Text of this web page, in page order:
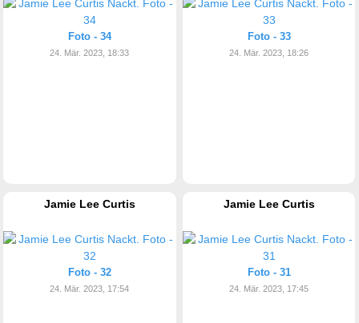
Foto - 34
24. Mär. 2023, 18:33
Foto - 33
24. Mär. 2023, 18:26
Jamie Lee Curtis
Foto - 32
24. Mär. 2023, 17:54
Jamie Lee Curtis
Foto - 31
24. Mär. 2023, 17:45